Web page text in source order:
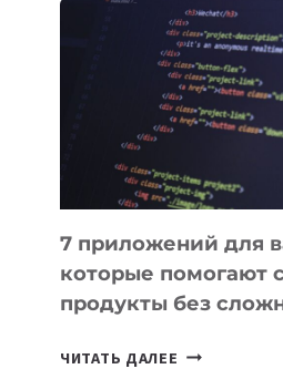
ПОЛЕЗНЫХ
ДЛЯ
РАБОТЫ
7 приложений для
которые помогают
продукты без
ЧИТАТЬ ДАЛЕЕ 7